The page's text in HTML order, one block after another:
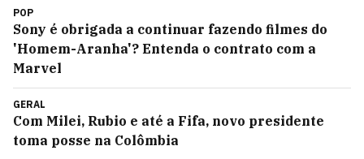
POP
Sony é obrigada a continuar fazendo filmes do
'Homem-Aranha'? Entenda o contrato com a
Marvel
GERAL
Com Milei, Rubio e até a Fifa, novo presidente
toma posse na Colômbia